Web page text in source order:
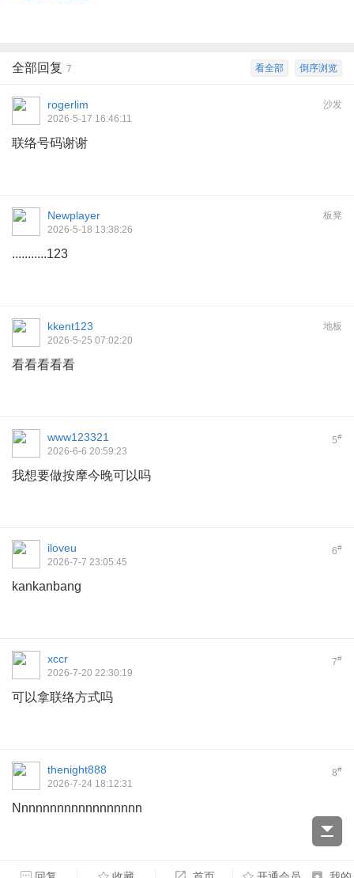
倒序浏览
看全部
全部回复 7
沙发
rogerlim
2026-5-17 16:46:11
联络号码谢谢
板凳
Newplayer
2026-5-18 13:38:26
...........123
地板
kkent123
2026-5-25 07:02:20
看看看看看
5#
www123321
2026-6-6 20:59:23
我想要做按摩今晚可以吗
6#
iloveu
2026-7-7 23:05:45
kankanbang
7#
xccr
2026-7-20 22:30:19
可以拿联络方式吗
8#
thenight888
2026-7-24 18:12:31
Nnnnnnnnnnnnnnnnnn